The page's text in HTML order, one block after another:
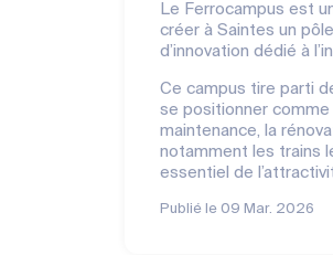
Le Ferrocampus est
créer à Saintes un
d’innovation dédié à
Ce campus tire parti
se positionner
maintenance, la
notamment les trains
essentiel de
Publié le 09 Mar. 2026